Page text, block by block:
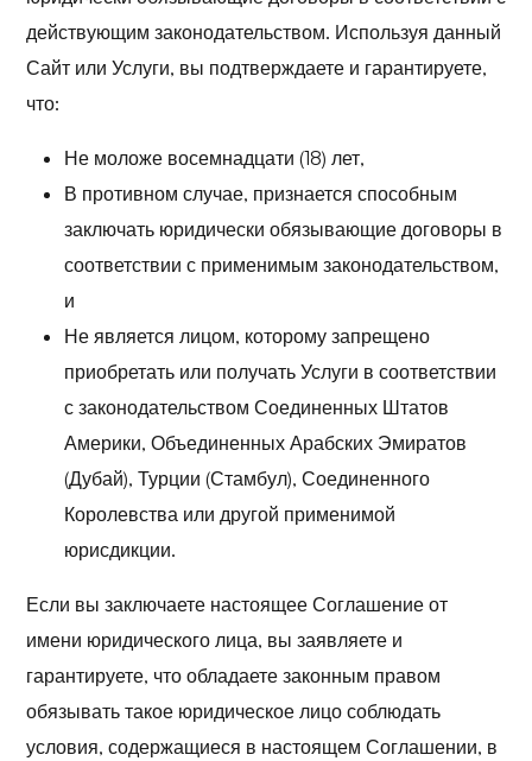
действующим законодательством. Используя данный
Сайт или Услуги, вы подтверждаете и гарантируете,
что:
Не моложе восемнадцати (18) лет,
В противном случае, признается способным
заключать юридически обязывающие договоры в
соответствии с применимым законодательством,
и
Не является лицом, которому запрещено
приобретать или получать Услуги в соответствии
с законодательством Соединенных Штатов
Америки, Объединенных Арабских Эмиратов
(Дубай), Турции (Стамбул), Соединенного
Королевства или другой применимой
юрисдикции.
Если вы заключаете настоящее Соглашение от
имени юридического лица, вы заявляете и
гарантируете, что обладаете законным правом
обязывать такое юридическое лицо соблюдать
условия, содержащиеся в настоящем Соглашении, в